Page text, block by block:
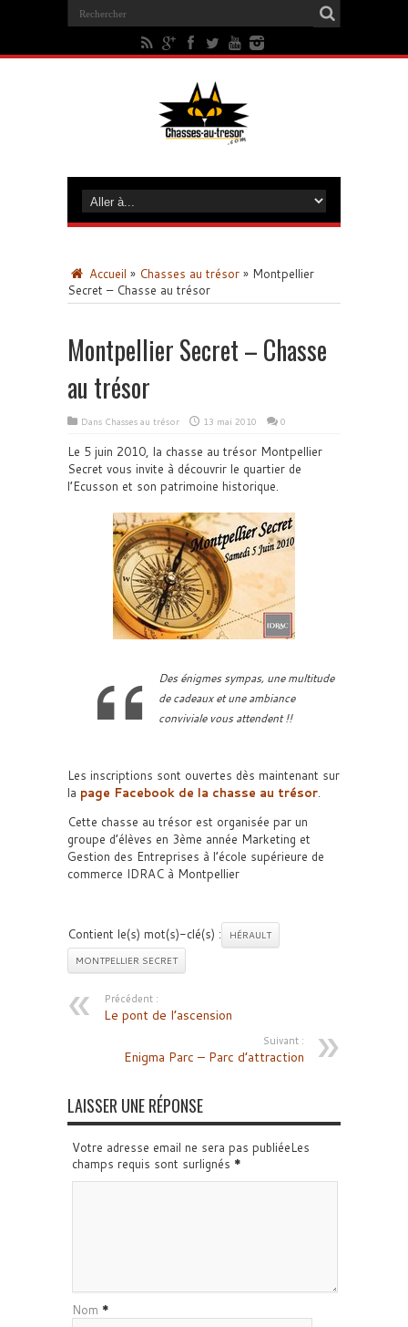
Accueil » Chasses au trésor » Montpellier
Secret – Chasse au trésor
Montpellier Secret – Chasse
au trésor
Dans Chasses au trésor 13 mai 2010 0
Le 5 juin 2010, la chasse au trésor Montpellier
Secret vous invite à découvrir le quartier de
l’Ecusson et son patrimoine historique.
Des énigmes sympas, une multitude
de cadeaux et une ambiance
conviviale vous attendent !!
Les inscriptions sont ouvertes dès maintenant sur
la page Facebook de la chasse au trésor.
Cette chasse au trésor est organisée par un
groupe d’élèves en 3ème année Marketing et
Gestion des Entreprises à l’école supérieure de
commerce IDRAC à Montpellier
Contient le(s) mot(s)-clé(s) :
HÉRAULT
MONTPELLIER SECRET
Précédent :
Le pont de l’ascension
Suivant :
Enigma Parc – Parc d’attraction
LAISSER UNE RÉPONSE
Votre adresse email ne sera pas publiéeLes
champs requis sont surlignés *
Nom *